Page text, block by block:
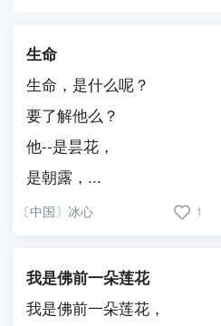
生命
生命，是什么呢？
要了解他么？
他--是昙花，
是朝露，...
〔中国〕冰心 1
我是佛前一朵莲花
我是佛前一朵莲花，